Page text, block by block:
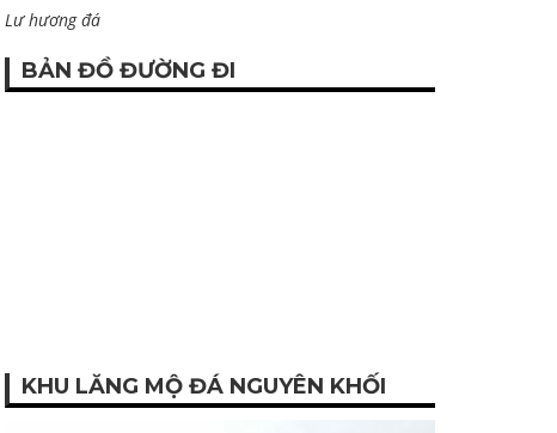
Lư hương đá
BẢN ĐỒ ĐƯỜNG ĐI
KHU LĂNG MỘ ĐÁ NGUYÊN KHỐI